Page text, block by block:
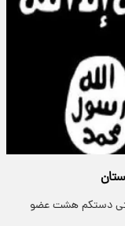
دستکم هشت عضو